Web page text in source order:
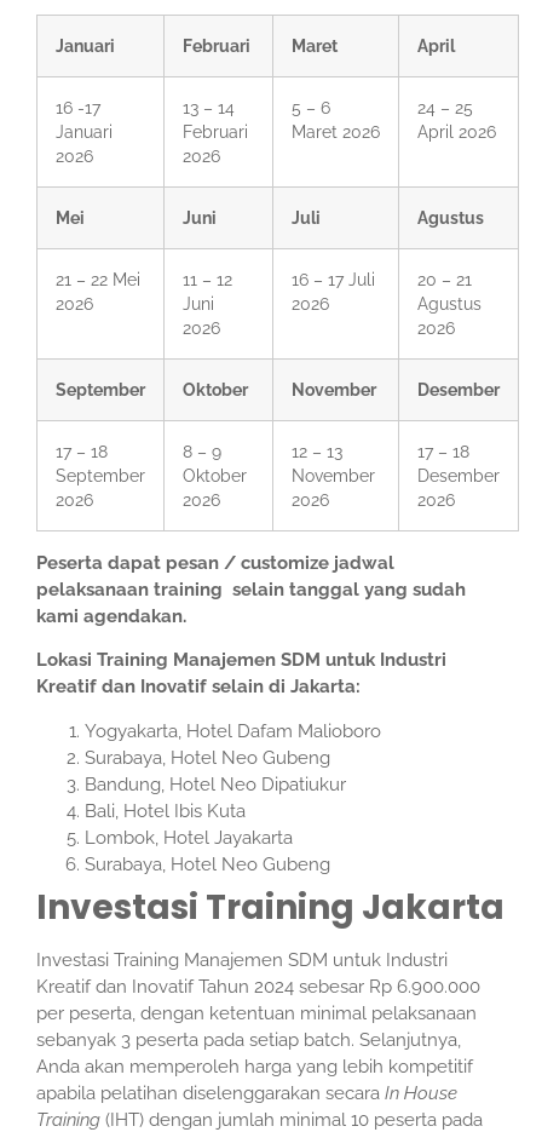
Januari Februari Maret April
16 -17
Januari
2026
13 – 14
Februari
2026
5 – 6
Maret 2026
24 – 25
April 2026
Mei Juni Juli Agustus
21 – 22 Mei
2026
11 – 12
Juni
2026
16 – 17 Juli
2026
20 – 21
Agustus
2026
September Oktober November Desember
17 – 18
September
2026
8 – 9
Oktober
2026
12 – 13
November
2026
17 – 18
Desember
2026
Peserta dapat pesan / customize jadwal
pelaksanaan training selain tanggal yang sudah
kami agendakan.
Lokasi Training Manajemen SDM untuk Industri
Kreatif dan Inovatif selain di Jakarta:
Yogyakarta, Hotel Dafam Malioboro
Surabaya, Hotel Neo Gubeng
Bandung, Hotel Neo Dipatiukur
Bali, Hotel Ibis Kuta
Lombok, Hotel Jayakarta
Surabaya, Hotel Neo Gubeng
Investasi Training Jakarta
Investasi Training Manajemen SDM untuk Industri
Kreatif dan Inovatif Tahun 2024 sebesar Rp 6.900.000
per peserta, dengan ketentuan minimal pelaksanaan
sebanyak 3 peserta pada setiap batch. Selanjutnya,
Anda akan memperoleh harga yang lebih kompetitif
apabila pelatihan diselenggarakan secara In House
Training (IHT) dengan jumlah minimal 10 peserta pada